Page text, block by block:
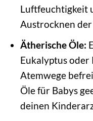
Luftfeuchtigkeit
Austrocknen
Ätherische Öle:
Eukalyptus
Atemwege
Öle für Babys
deinen